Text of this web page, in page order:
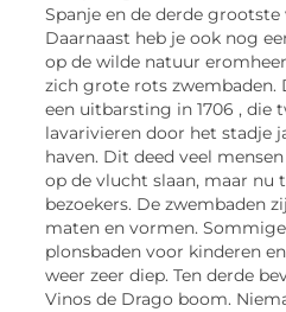
Spanje en de derde grootste
Daarnaast heb je ook nog
op de wilde natuur
zich grote rots zwembaden.
een uitbarsting in 1706 , die
lavarivieren door het stadje
haven. Dit deed veel
op de vlucht slaan, maar nu
bezoekers. De zwembaden
maten en vormen.
plonsbaden voor kinderen
weer zeer diep. Ten derde
Vinos de Drago boom.